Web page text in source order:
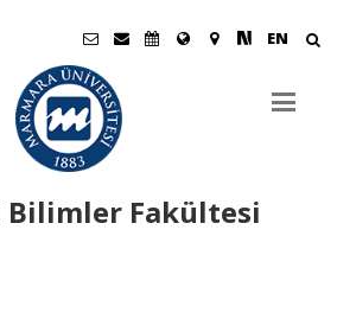
EN
Bilimler Fakültesi